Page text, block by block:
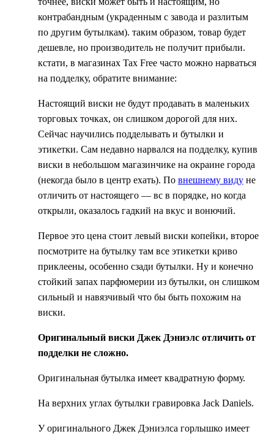
контрабандным (украденным с завода и разлитым
по другим бутылкам). таким образом, товар будет
дешевле, но производитель не получит прибыли.
кстати, в магазинах Tax Free часто можно нарваться
на подделку, обратите внимание:
Настоящий виски не будут продавать в маленьких
торговых точках, он слишком дорогой для них.
Сейчас научились подделывать и бутылки и
этикетки. Сам недавно нарвался на подделку, купив
виски в небольшом магазинчике на окраине города
(некогда было в центр ехать). По внешнему виду не
отличить от настоящего — вс в порядке, но когда
открыли, оказалось гадкий на вкус и вонючий.
Первое это цена стоит левый виски копейки, второе
посмотрите на бутылку там все этикетки криво
приклеены, особенно сзади бутылки. Ну и конечно
стойкий запах парфюмерии из бутылки, он слишком
сильный и навязчивый что бы быть похожим на
виски.
Оригинальный виски Джек Дэниэлс отличить от
подделки не сложно.
Оригинальная бутылка имеет квадратную форму.
На верхних углах бутылки гравировка Jack Daniels.
У оригинального Джек Дэниэлса горлышко имеет